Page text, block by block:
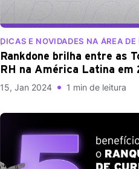
DICAS E NOVIDADES NA ÁREA
Rankdone brilha entre as
RH na América Latina em
15, Jan 2024 1 min de leitura